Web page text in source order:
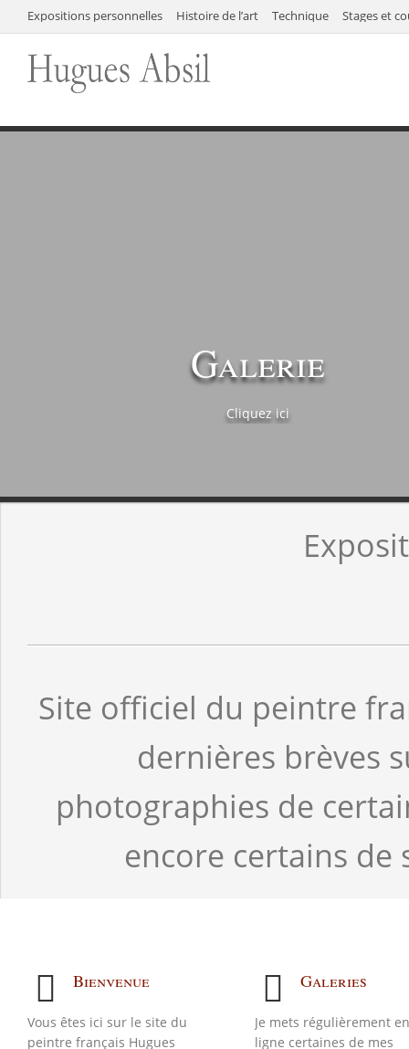
Expositions personnelles Histoire de l’art Technique Stages et
Galerie
Cliquez ici
Site officiel du peintre
dernières brèves
photographies de
encore certains
Bienvenue
Vous êtes ici sur le site du
peintre français Hugues
Galeries
Je mets régulièrement
ligne certaines de mes